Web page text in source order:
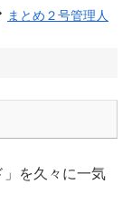
まとめ２号管理人
」を久々に一気